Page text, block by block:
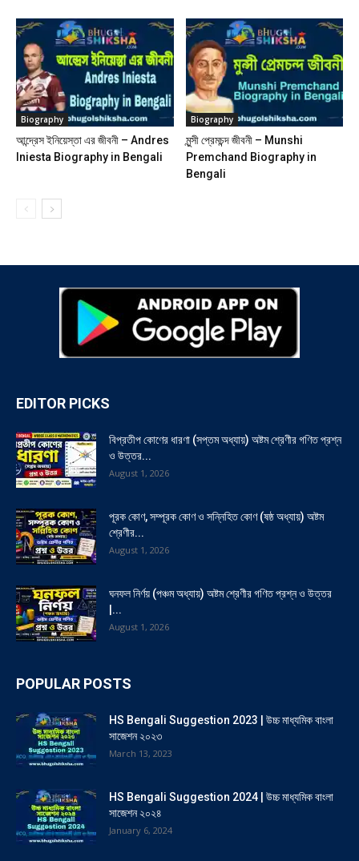
Biography
আন্দ্রেস ইনিয়েস্তা এর জীবনী – Andres
Iniesta Biography in Bengali
Biography
মুন্সী প্রেমচন্দ জীবনী – Munshi
Premchand Biography in
Bengali
EDITOR PICKS
বিপ্রতীপ কোণের ধারণা (সপ্তম অধ্যায়) অষ্টম শ্রেণীর গণিত প্রশ্ন
ও উত্তর...
August 1, 2026
পূরক কোণ, সম্পূরক কোণ ও সন্নিহিত কোণ (ষষ্ঠ অধ্যায়) অষ্টম
শ্রেণীর...
August 1, 2026
ঘনফল নির্ণয় (পঞ্চম অধ্যায়) অষ্টম শ্রেণীর গণিত প্রশ্ন ও উত্তর
|...
August 1, 2026
POPULAR POSTS
HS Bengali Suggestion 2023 | উচ্চ মাধ্যমিক বাংলা
সাজেশন ২০২৩
March 13, 2023
HS Bengali Suggestion 2024 | উচ্চ মাধ্যমিক বাংলা
সাজেশন ২০২৪
January 6, 2024